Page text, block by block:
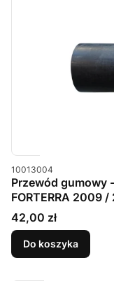
Kod produktu
10013004
Przewód gumowy
FORTERRA 2009
Cena
42,00 zł
Do koszyka